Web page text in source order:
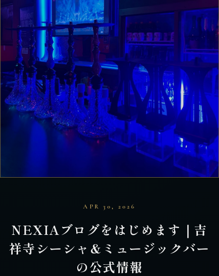
APR 30, 2026
NEXIAブログをはじめます｜吉
祥寺シーシャ&ミュージックバー
の公式情報